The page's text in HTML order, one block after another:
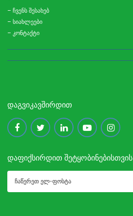
– ჩვენს შესახებ
– სიახლეები
– კონტაქტი
ᲓᲐᲒᲕᲘᲙᲐᲕᲨᲘᲠᲓᲘᲗ
ᲓᲐᲤᲘᲥᲡᲘᲠᲓᲘᲗ ᲨᲔᲢᲧᲝᲑᲘᲜᲔᲑᲘᲡᲗᲕᲘᲡ